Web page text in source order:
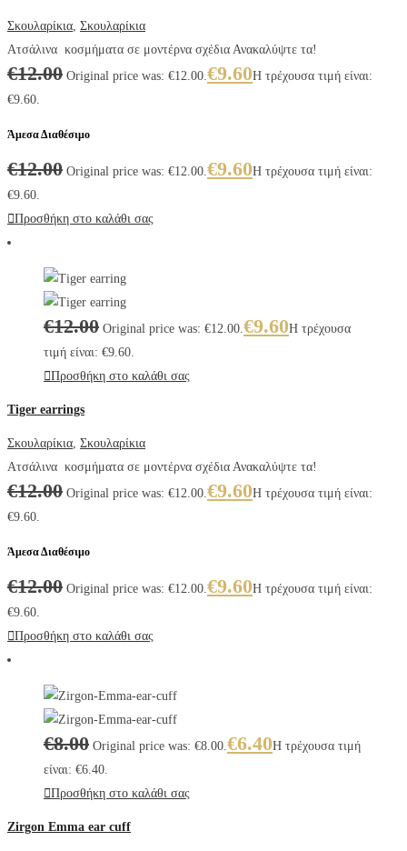
Σκουλαρίκια Σκουλαρίκια
Ατσάλινα κοσμήματα σε μοντέρνα σχέδια Ανακαλύψτε τα!
€12.00 Original price was: €12.00. €9.60Η τρέχουσα τιμή είναι:
€9.60.
Άμεσα Διαθέσιμο
€12.00 Original price was: €12.00. €9.60Η τρέχουσα τιμή είναι:
€9.60.
Προσθήκη στο καλάθι σας
€12.00 Original price was: €12.00. €9.60Η τρέχουσα
τιμή είναι: €9.60.
Προσθήκη στο καλάθι σας
Tiger earrings
Σκουλαρίκια Σκουλαρίκια
Ατσάλινα κοσμήματα σε μοντέρνα σχέδια Ανακαλύψτε τα!
€12.00 Original price was: €12.00. €9.60Η τρέχουσα τιμή είναι:
€9.60.
Άμεσα Διαθέσιμο
€12.00 Original price was: €12.00. €9.60Η τρέχουσα τιμή είναι:
€9.60.
Προσθήκη στο καλάθι σας
€8.00 Original price was: €8.00. €6.40Η τρέχουσα τιμή
είναι: €6.40.
Προσθήκη στο καλάθι σας
Zirgon Emma ear cuff